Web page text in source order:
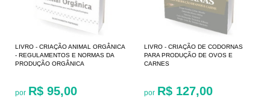
LIVRO - CRIAÇÃO ANIMAL ORGÂNICA
- REGULAMENTOS E NORMAS DA
PRODUÇÃO ORGÂNICA
por R$ 95,00
LIVRO - CRIAÇÃO DE CODORNAS
PARA PRODUÇÃO DE OVOS E
CARNES
por R$ 127,00